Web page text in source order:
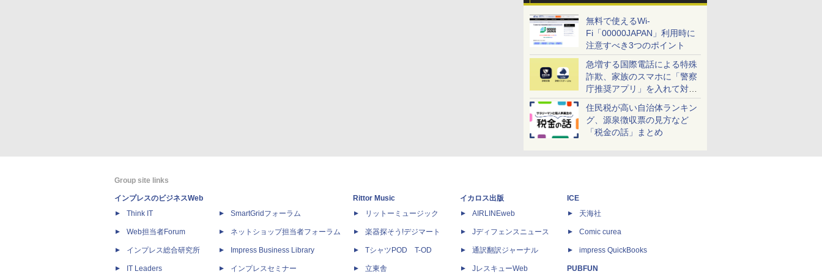
無料で使えるWi-
Fi「00000JAPAN」利用時に
注意すべき3つのポイント
急増する国際電話による特殊
詐欺、家族のスマホに「警察
庁推奨アプリ」を入れて対策
しよう！
住民税が高い自治体ランキン
グ、源泉徴収票の見方など
「税金の話」まとめ
Group site links
インプレスのビジネスWeb
Think IT
Web担当者Forum
インプレス総合研究所
IT Leaders
SmartGridフォーラム
ネットショップ担当者フォーラム
Impress Business Library
インプレスセミナー
Rittor Music
リットーミュージック
楽器探そう!デジマート
TシャツPOD T-OD
立東舎
イカロス出版
AIRLINEweb
Jディフェンスニュース
通訳翻訳ジャーナル
JレスキューWeb
ICE
天海社
Comic curea
impress QuickBooks
PUBFUN